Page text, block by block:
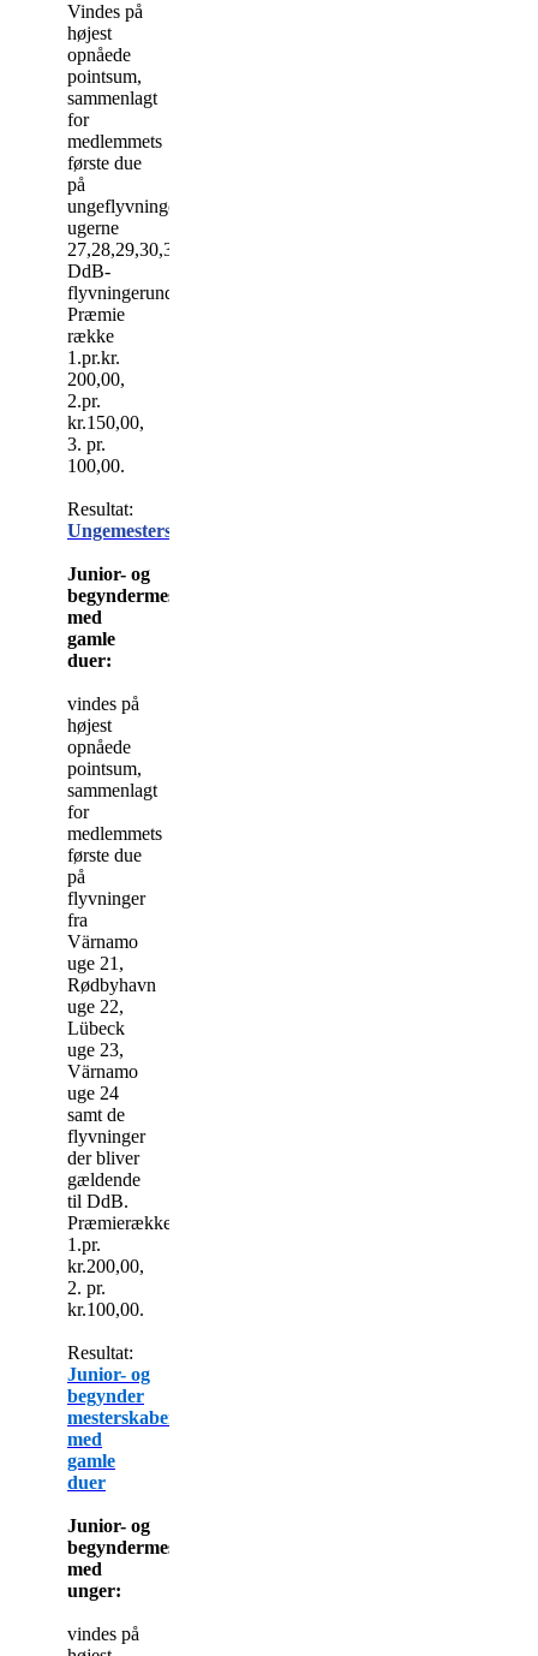
Vindes på
højest
opnåede
pointsum,
sammenlagt
for
medlemmets
første due
på
ungeflyvningerne i
ugerne
27,28,29,30,31,
DdB-
flyvningerundtaget.
Præmie
række
1.pr.kr.
200,00,
2.pr.
kr.150,00,
3. pr.
100,00.
Resultat:
Ungemesterskabet
Junior- og
begyndermesterskaber
med
gamle
duer:
vindes på
højest
opnåede
pointsum,
sammenlagt
for
medlemmets
første due
på
flyvninger
fra
Värnamo
uge 21,
Rødbyhavn
uge 22,
Lübeck
uge 23,
Värnamo
uge 24
samt de
flyvninger
der bliver
gældende
til DdB.
Præmierække
1.pr.
kr.200,00,
2. pr.
kr.100,00.
Resultat:
Junior- og
begynder
mesterskaber
med
gamle
duer
Junior- og
begyndermesterskaber
med
unger:
vindes på